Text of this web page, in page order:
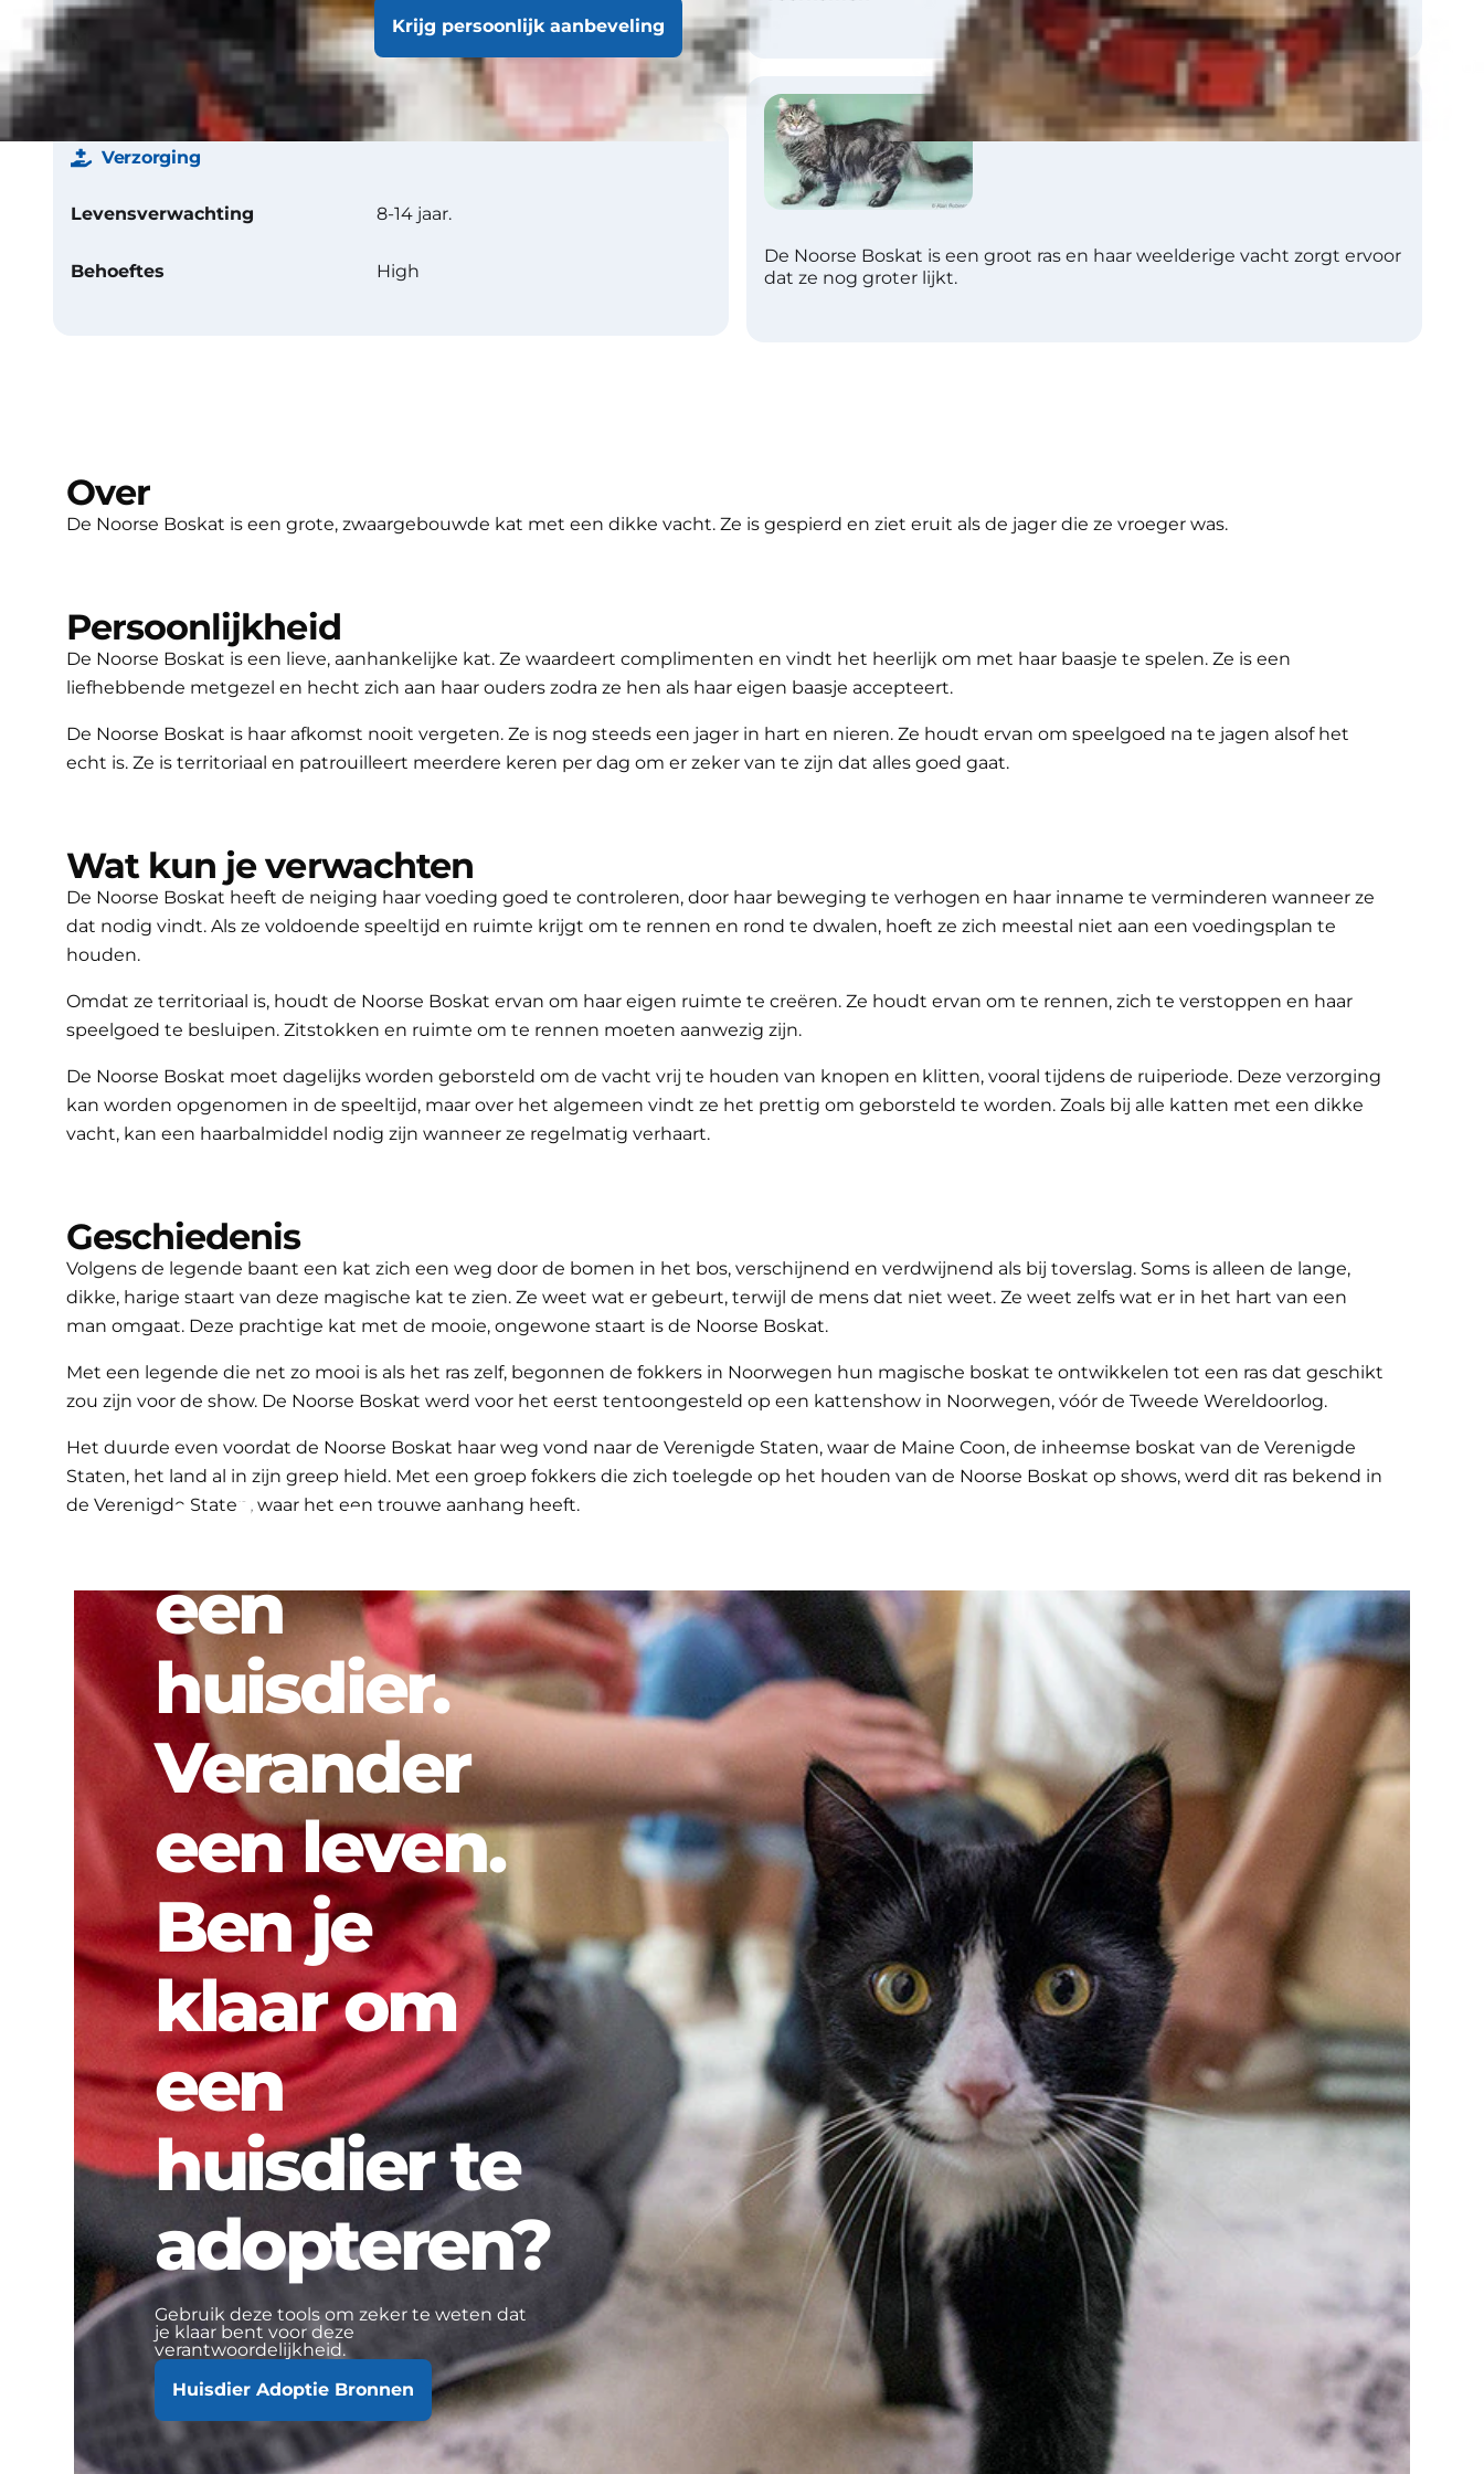
Krijg persoonlijk aanbeveling
Minder allergeen Nee
Verzorging
Levensverwachting 8-14 jaar.
Behoeftes High
De Noorse Boskat is een groot ras en haar weelderige vacht zorgt ervoor
dat ze nog groter lijkt.
Over
De Noorse Boskat is een grote, zwaargebouwde kat met een dikke vacht. Ze is gespierd en ziet eruit als de jager die ze vroeger was.
Persoonlijkheid
De Noorse Boskat is een lieve, aanhankelijke kat. Ze waardeert complimenten en vindt het heerlijk om met haar baasje te spelen. Ze is een
liefhebbende metgezel en hecht zich aan haar ouders zodra ze hen als haar eigen baasje accepteert.
De Noorse Boskat is haar afkomst nooit vergeten. Ze is nog steeds een jager in hart en nieren. Ze houdt ervan om speelgoed na te jagen alsof het
echt is. Ze is territoriaal en patrouilleert meerdere keren per dag om er zeker van te zijn dat alles goed gaat.
Wat kun je verwachten
De Noorse Boskat heeft de neiging haar voeding goed te controleren, door haar beweging te verhogen en haar inname te verminderen wanneer ze
dat nodig vindt. Als ze voldoende speeltijd en ruimte krijgt om te rennen en rond te dwalen, hoeft ze zich meestal niet aan een voedingsplan te
houden.
Omdat ze territoriaal is, houdt de Noorse Boskat ervan om haar eigen ruimte te creëren. Ze houdt ervan om te rennen, zich te verstoppen en haar
speelgoed te besluipen. Zitstokken en ruimte om te rennen moeten aanwezig zijn.
De Noorse Boskat moet dagelijks worden geborsteld om de vacht vrij te houden van knopen en klitten, vooral tijdens de ruiperiode. Deze verzorging
kan worden opgenomen in de speeltijd, maar over het algemeen vindt ze het prettig om geborsteld te worden. Zoals bij alle katten met een dikke
vacht, kan een haarbalmiddel nodig zijn wanneer ze regelmatig verhaart.
Geschiedenis
Volgens de legende baant een kat zich een weg door de bomen in het bos, verschijnend en verdwijnend als bij toverslag. Soms is alleen de lange,
dikke, harige staart van deze magische kat te zien. Ze weet wat er gebeurt, terwijl de mens dat niet weet. Ze weet zelfs wat er in het hart van een
man omgaat. Deze prachtige kat met de mooie, ongewone staart is de Noorse Boskat.
Met een legende die net zo mooi is als het ras zelf, begonnen de fokkers in Noorwegen hun magische boskat te ontwikkelen tot een ras dat geschikt
zou zijn voor de show. De Noorse Boskat werd voor het eerst tentoongesteld op een kattenshow in Noorwegen, vóór de Tweede Wereldoorlog.
Het duurde even voordat de Noorse Boskat haar weg vond naar de Verenigde Staten, waar de Maine Coon, de inheemse boskat van de Verenigde
Staten, het land al in zijn greep hield. Met een groep fokkers die zich toelegde op het houden van de Noorse Boskat op shows, werd dit ras bekend in
de Verenigde Staten, waar het een trouwe aanhang heeft.
Adopteer
een
huisdier.
Verander
een leven.
Ben je
klaar om
een
huisdier te
adopteren?
Gebruik deze tools om zeker te weten dat
je klaar bent voor deze
verantwoordelijkheid.
Huisdier Adoptie Bronnen